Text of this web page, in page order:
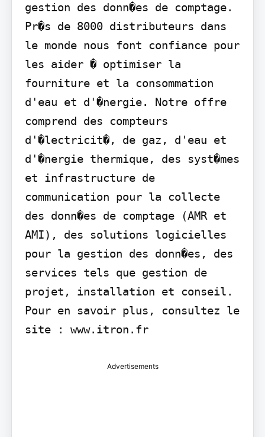
gestion des donn�es de comptage.
Pr�s de 8000 distributeurs dans
le monde nous font confiance pour
les aider � optimiser la
fourniture et la consommation
d'eau et d'�nergie. Notre offre
comprend des compteurs
d'�lectricit�, de gaz, d'eau et
d'�nergie thermique, des syst�mes
et infrastructure de
communication pour la collecte
des donn�es de comptage (AMR et
AMI), des solutions logicielles
pour la gestion des donn�es, des
services tels que gestion de
projet, installation et conseil.
Pour en savoir plus, consultez le
site : www.itron.fr
Advertisements